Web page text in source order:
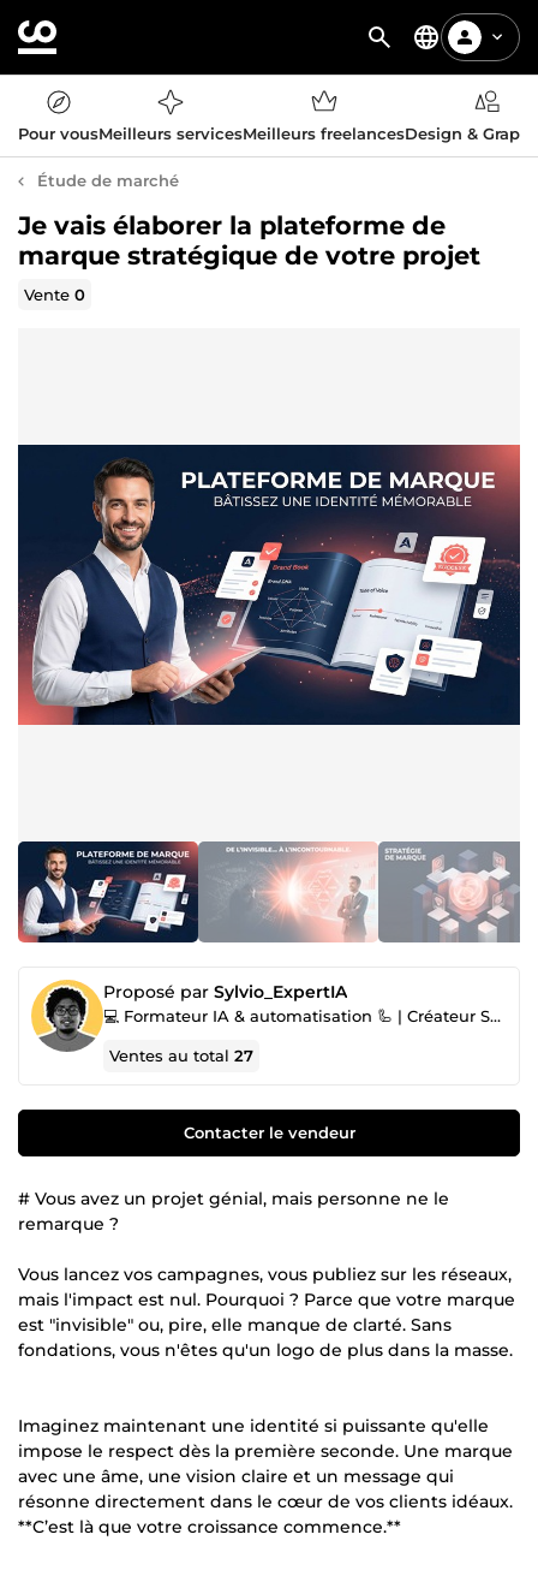
Pour vousMeilleurs servicesMeilleurs freelancesDesign &
Étude de marché
Je vais élaborer la plateforme de
marque stratégique de votre projet
Vente0
Proposé par Sylvio_ExpertIA
💻 Formateur IA & automatisation 🦾 | Créateur SaaS 🎨🧑‍🏫
Ventes au total27
Contacter le vendeur
# Vous avez un projet génial, mais personne ne le
remarque ?
Vous lancez vos campagnes, vous publiez sur les réseaux,
mais l'impact est nul. Pourquoi ? Parce que votre marque
est "invisible" ou, pire, elle manque de clarté. Sans
fondations, vous n'êtes qu'un logo de plus dans la masse.
Imaginez maintenant une identité si puissante qu'elle
impose le respect dès la première seconde. Une marque
avec une âme, une vision claire et un message qui
résonne directement dans le cœur de vos clients idéaux.
**C’est là que votre croissance commence.**